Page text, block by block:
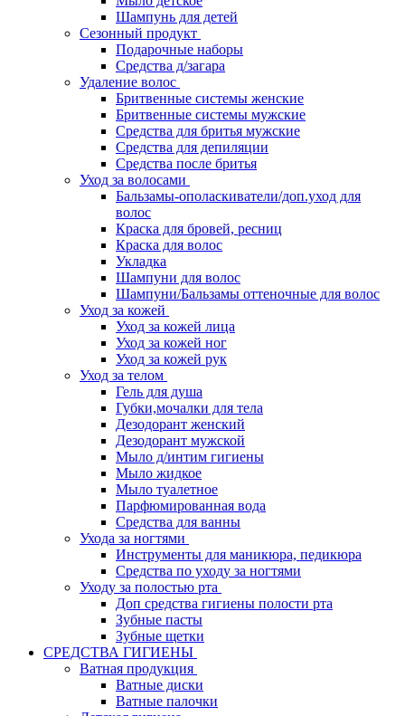
Шампунь для детей
Сезонный продукт
Подарочные наборы
Средства д/загара
Удаление волос
Бритвенные системы женские
Бритвенные системы мужские
Средства для бритья мужские
Средства для депиляции
Средства после бритья
Уход за волосами
Бальзамы-ополаскиватели/доп.уход для
волос
Краска для бровей, ресниц
Краска для волос
Укладка
Шампуни для волос
Шампуни/Бальзамы оттеночные для волос
Уход за кожей
Уход за кожей лица
Уход за кожей ног
Уход за кожей рук
Уход за телом
Гель для душа
Губки,мочалки для тела
Дезодорант женский
Дезодорант мужской
Мыло д/интим гигиены
Мыло жидкое
Мыло туалетное
Парфюмированная вода
Средства для ванны
Ухода за ногтями
Инструменты для маникюра, педикюра
Средства по уходу за ногтями
Уходу за полостью рта
Доп средства гигиены полости рта
Зубные пасты
Зубные щетки
СРЕДСТВА ГИГИЕНЫ
Ватная продукция
Ватные диски
Ватные палочки